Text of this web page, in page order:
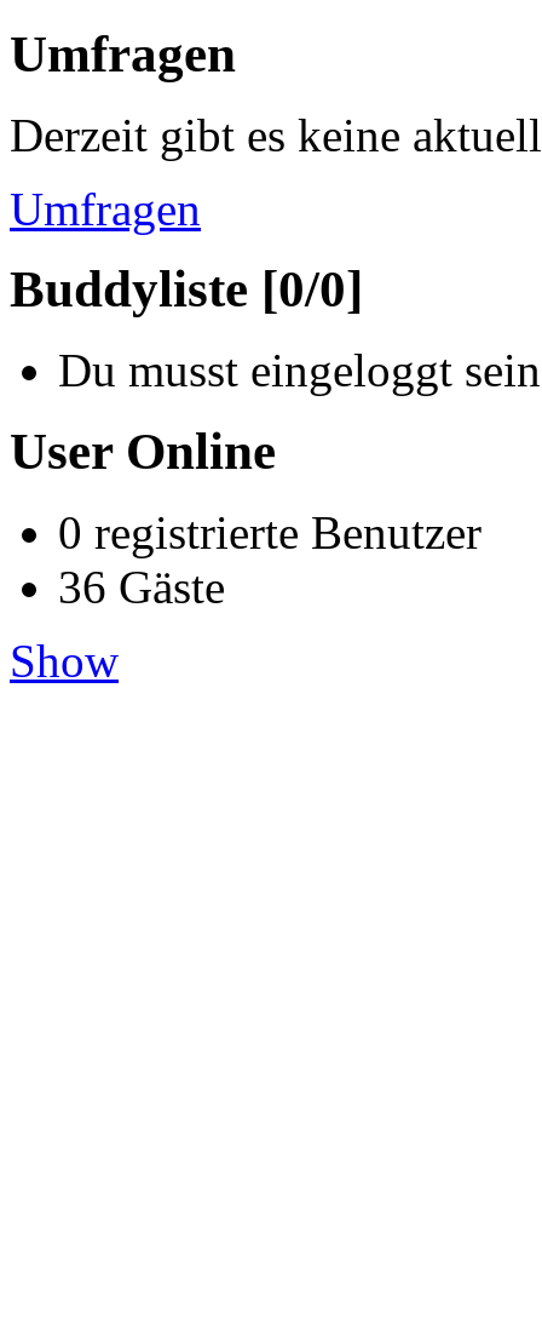
Umfragen
Derzeit gibt es keine
Umfragen
Buddyliste [0/0]
Du musst eingeloggt
User Online
0 registrierte Benutzer
36 Gäste
Show